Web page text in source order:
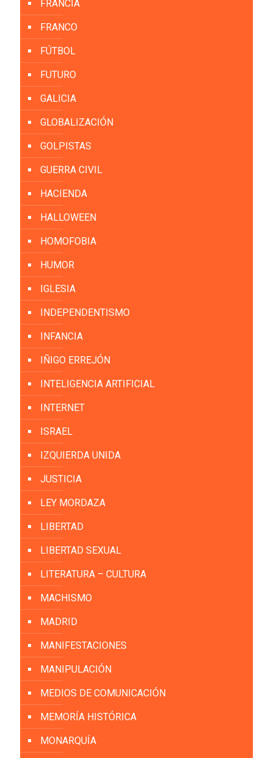
FRANCIA
FRANCO
FÚTBOL
FUTURO
GALICIA
GLOBALIZACIÓN
GOLPISTAS
GUERRA CIVIL
HACIENDA
HALLOWEEN
HOMOFOBIA
HUMOR
IGLESIA
INDEPENDENTISMO
INFANCIA
IÑIGO ERREJÓN
INTELIGENCIA ARTIFICIAL
INTERNET
ISRAEL
IZQUIERDA UNIDA
JUSTICIA
LEY MORDAZA
LIBERTAD
LIBERTAD SEXUAL
LITERATURA – CULTURA
MACHISMO
MADRID
MANIFESTACIONES
MANIPULACIÓN
MEDIOS DE COMUNICACIÓN
MEMORÍA HISTÓRICA
MONARQUÍA